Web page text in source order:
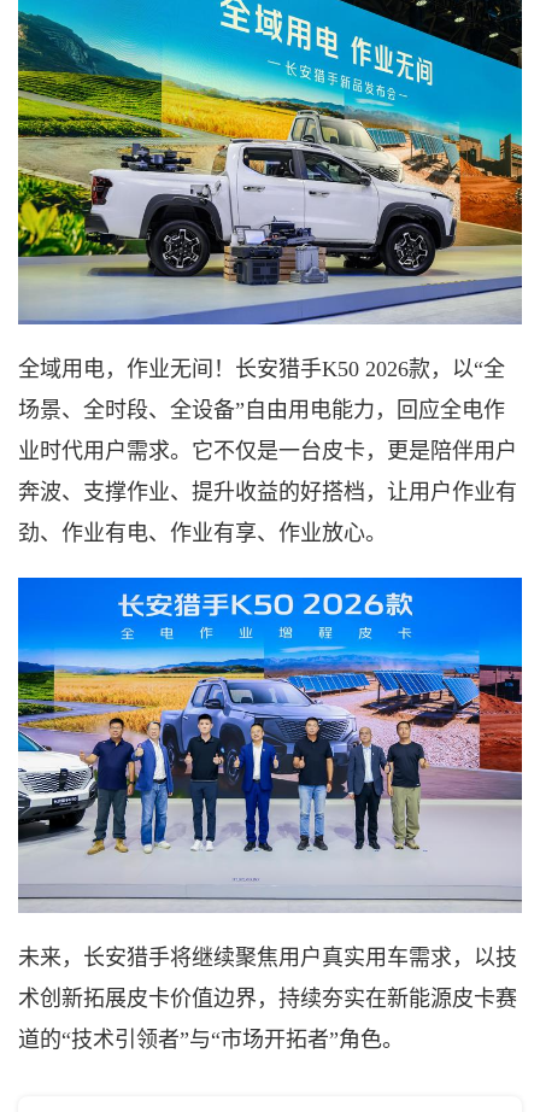
全域用电，作业无间！ 长安猎手K50 2026款，以“全
场景、全时段、全设备”自由用电能力，回应全电作
业时代用户需求。它不仅是一台皮卡，更是陪伴用户
奔波、支撑作业、提升收益的好搭档，让用户作业有
劲、作业有电、作业有享、作业放心。
未来，长安猎手将继续聚焦用户真实用车需求，以技
术创新拓展皮卡价值边界，持续夯实在新能源皮卡赛
道的“技术引领者”与“市场开拓者”角色。